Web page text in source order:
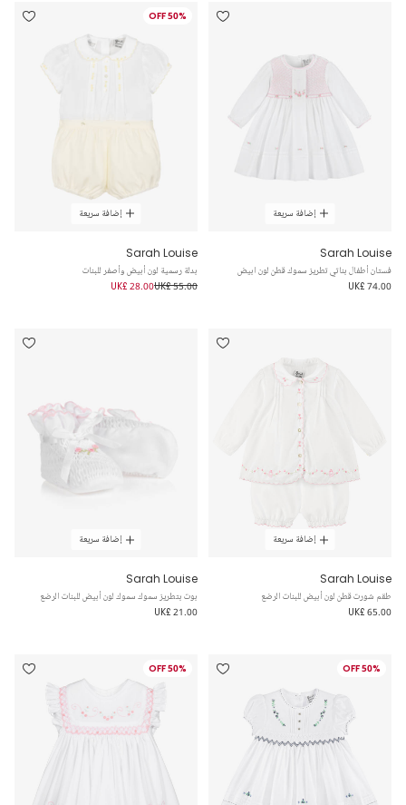
إضافة سريعة
Sarah Louise
فستان أطفال بناتي تطريز سموك قطن لون ابيض
UK£ 74.00
50% OFF
إضافة سريعة
Sarah Louise
بدلة رسمية لون أبيض وأصفر للبنات
UK£ 55.00
UK£ 28.00
إضافة سريعة
Sarah Louise
طقم شورت قطن لون أبيض للبنات الرضع
UK£ 65.00
إضافة سريعة
Sarah Louise
بوت بتطريز سموك سموك لون أبيض للبنات الرضع
UK£ 21.00
50% OFF
50% OFF